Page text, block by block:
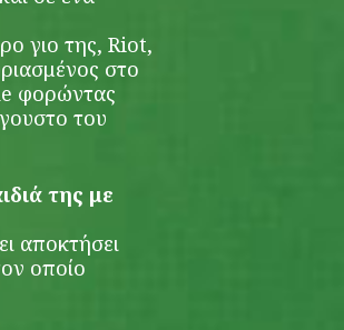
γιο της, Riot,
στο
φορώντας
του
της με
αποκτήσει
οποίο